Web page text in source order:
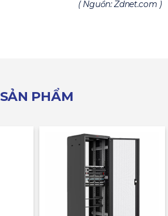
( Nguồn: Zdnet.com )
SẢN PHẨM